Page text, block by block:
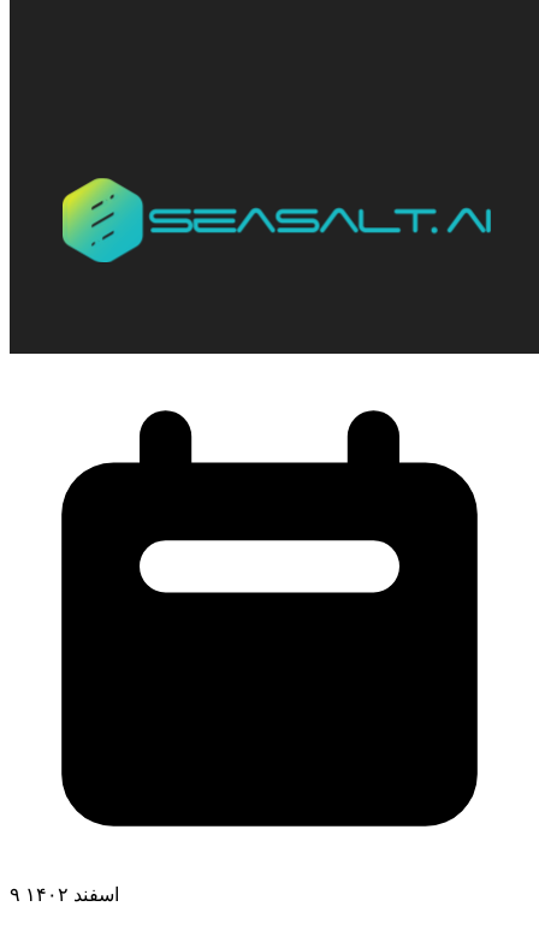
۹ اسفند ۱۴۰۲